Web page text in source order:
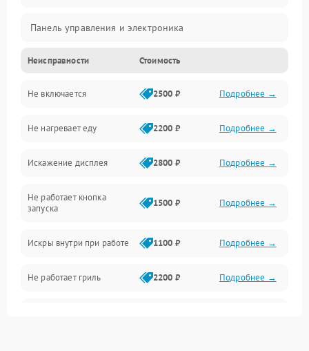
Панель управления и электроника
Дверца и корпус
Механика и внутренние элементы
Механические повреждения
Питание и запуск
Нагрев и приготовление
Программное обеспечение
Неисправности Стоимость
Не включается 2500 ₽ Подробнее →
Не нагревает еду 2200 ₽ Подробнее →
Искажение дисплея 2800 ₽ Подробнее →
Не работает кнопка
запуска
1500 ₽ Подробнее →
Искры внутри при работе 1100 ₽ Подробнее →
Не работает гриль 2200 ₽ Подробнее →